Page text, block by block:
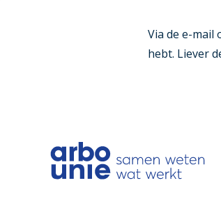
Via de e-mail
hebt. Liever